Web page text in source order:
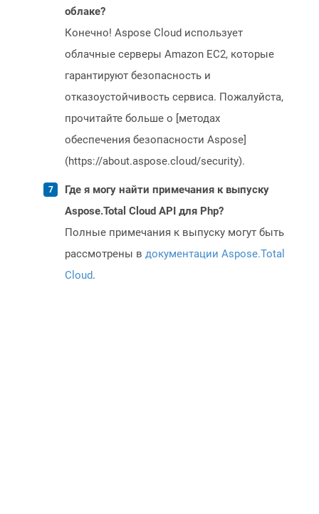
облаке?
Конечно! Aspose Cloud использует
облачные серверы Amazon EC2, которые
гарантируют безопасность и
отказоустойчивость сервиса. Пожалуйста,
прочитайте больше о [методах
обеспечения безопасности Aspose]
(https://about.aspose.cloud/security).
Где я могу найти примечания к выпуску
Aspose.Total Cloud API для Php?
Полные примечания к выпуску могут быть
рассмотрены в документации Aspose.Total
Cloud.